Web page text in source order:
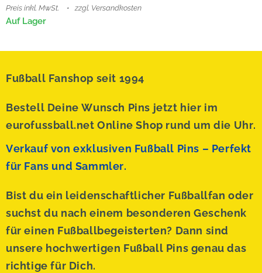
Preis inkl. MwSt. zzgl. Versandkosten
Auf Lager
Fußball Fanshop seit 1994
Bestell Deine Wunsch Pins jetzt hier im
eurofussball.net Online Shop rund um die Uhr.
Verkauf von exklusiven Fußball Pins – Perfekt
für Fans und Sammler.
Bist du ein leidenschaftlicher Fußballfan oder
suchst du nach einem besonderen Geschenk
für einen Fußballbegeisterten? Dann sind
unsere hochwertigen Fußball Pins genau das
richtige für Dich.